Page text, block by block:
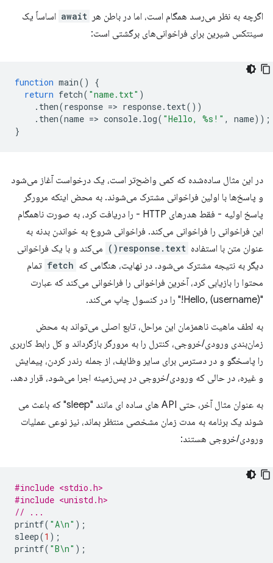
اگرچه به نظر می‌رسد همگام است، اما در باطن هر await اساساً یک
سینتکس شیرین برای فراخوانی‌های برگشتی است:
function main()
{
return fetch( "name.txt" )
. then(response => response. text())
. then(name => console. log( "Hello, %s!" , name));
}
در این مثال ساده‌شده که کمی واضح‌تر است، یک درخواست آغاز می‌شود
و پاسخ‌ها با اولین فراخوانی مشترک می‌شوند. به محض اینکه مرورگر
پاسخ اولیه - فقط هدرهای HTTP - را دریافت کرد، به صورت ناهمگام
این فراخوانی را فراخوانی می‌کند. فراخوانی شروع به خواندن بدنه به
عنوان متن با استفاده response.text()
می‌کند و با یک فراخوانی
دیگر به نتیجه مشترک می‌شود. در نهایت، هنگامی که fetch تمام
محتوا را بازیابی کرد، آخرین فراخوانی را فراخوانی می‌کند که عبارت
"Hello, (username)!" را در کنسول چاپ می‌کند.
به لطف ماهیت ناهمزمان این مراحل، تابع اصلی می‌تواند به محض
زمان‌بندی ورودی/خروجی، کنترل را به مرورگر بازگرداند و کل رابط کاربری
را پاسخگو و در دسترس برای سایر وظایف، از جمله رندر کردن، پیمایش
و غیره، در حالی که ورودی/خروجی در پس‌زمینه اجرا می‌شود، قرار دهد.
به عنوان مثال آخر، حتی API های ساده ای مانند "sleep" که باعث می
شوند یک برنامه به مدت زمان مشخصی منتظر بماند، نیز نوعی عملیات
ورودی/خروجی هستند:
#include <stdio.h>
#include <unistd.h>
// ...
printf( "A\n" );
sleep(1 );
printf( "B\n" );